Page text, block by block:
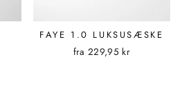
FAYE 1.0 LUKSUSÆSKE
fra 229,95 kr